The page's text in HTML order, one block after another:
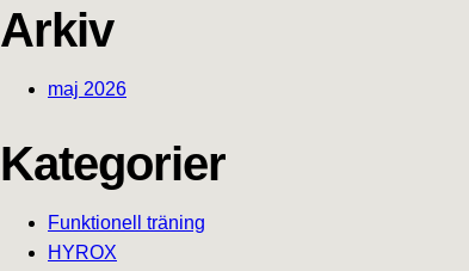
Arkiv
maj 2026
Kategorier
Funktionell träning
HYROX